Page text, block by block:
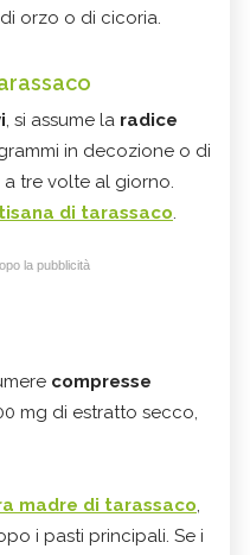
orzo o di cicoria.
, si assume la radice
in decozione o di
a tre volte al giorno.
di tarassaco.
la pubblicità
compresse
mg di estratto secco,
madre di tarassaco,
i pasti principali. Se i